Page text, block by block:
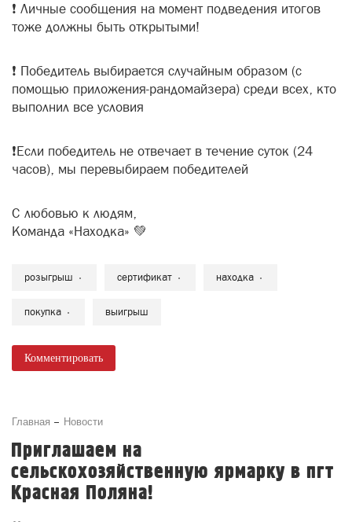
❗ Личные сообщения на момент подведения итогов
тоже должны быть открытыми!
❗ Победитель выбирается случайным образом (с
помощью приложения-рандомайзера) среди всех, кто
выполнил все условия
❗Если победитель не отвечает в течение суток (24
часов), мы перевыбираем победителей
С любовью к людям,
Команда «Находка» 💚
розыгрыш сертификат находка
покупка выигрыш
Комментировать
Главная Новости
Приглашаем на
сельскохозяйственную ярмарку в пгт
Красная Поляна!